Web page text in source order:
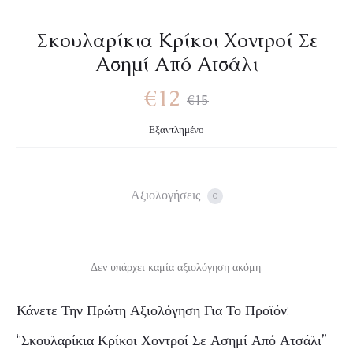
Σκουλαρίκια Κρίκοι Χοντροί Σε
Ασημί Από Ατσάλι
€15
€12
Εξαντλημένο
Αξιολογήσεις 0
Α
ξ
Δεν υπάρχει καμία αξιολόγηση ακόμη.
Κάνετε Την Πρώτη Αξιολόγηση Για Το Προϊόν:
“Σκουλαρίκια Κρίκοι Χοντροί Σε Ασημί Από Ατσάλι”